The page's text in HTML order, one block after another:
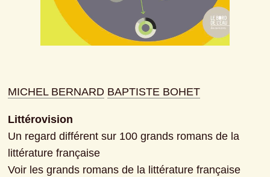
MICHEL BERNARD BAPTISTE BOHET
Littérovision
Un regard différent sur 100 grands romans de la
littérature française
Voir les grands romans de la littérature française